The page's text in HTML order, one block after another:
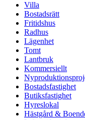
Villa
Bostadsrätt
Fritidshus
Radhus
Lägenhet
Tomt
Lantbruk
Kommersiellt
Bostadsfastighet
Butiksfastighet
Hyreslokal
Hästgård &